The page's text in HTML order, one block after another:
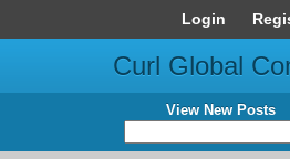
Login
Curl Global
View New Posts